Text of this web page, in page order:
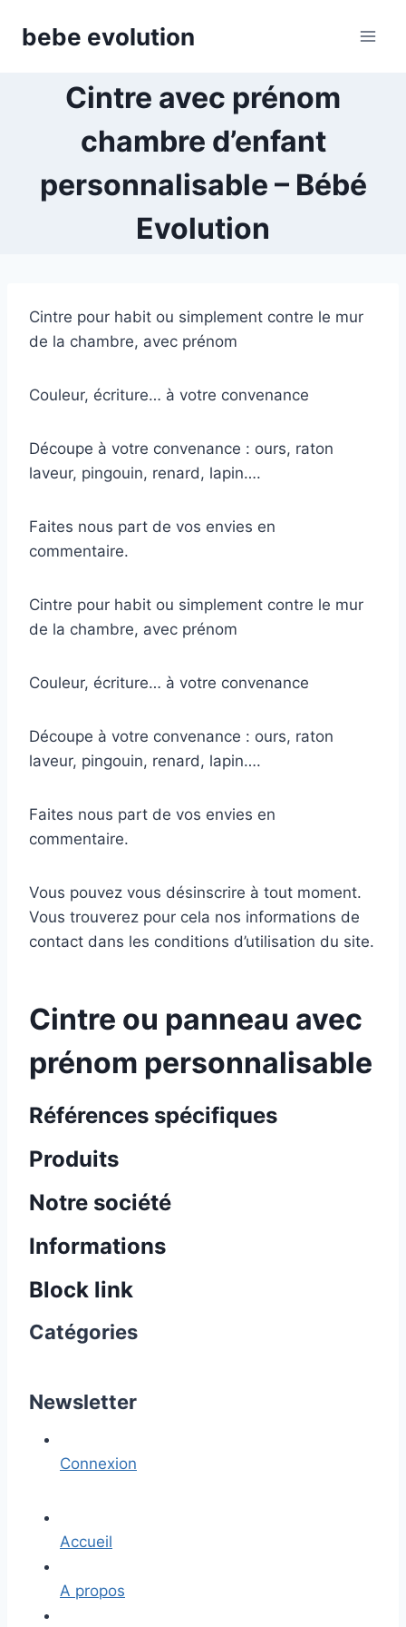
bebe evolution
Cintre avec prénom
chambre d’enfant
personnalisable – Bébé
Evolution
Cintre pour habit ou simplement contre le mur
de la chambre, avec prénom
Couleur, écriture… à votre convenance
Découpe à votre convenance : ours, raton
laveur, pingouin, renard, lapin….
Faites nous part de vos envies en
commentaire.
Cintre pour habit ou simplement contre le mur
de la chambre, avec prénom
Couleur, écriture… à votre convenance
Découpe à votre convenance : ours, raton
laveur, pingouin, renard, lapin….
Faites nous part de vos envies en
commentaire.
Vous pouvez vous désinscrire à tout moment.
Vous trouverez pour cela nos informations de
contact dans les conditions d’utilisation du site.
Cintre ou panneau avec
prénom personnalisable
Références spécifiques
Produits
Notre société
Informations
Block link
Catégories
Newsletter
Connexion
Accueil
A propos